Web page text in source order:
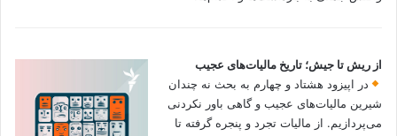
از ریش تا جیش؛ تاریخ مالیات‌های عجیب
در اپیزود هشتاد و چهارم به بحث نه چندان
شیرین مالیات‌های عجیب و گاهی باور نکردنی‌
می‌پردازیم. از مالیات تجرد و پنجره گرفته تا